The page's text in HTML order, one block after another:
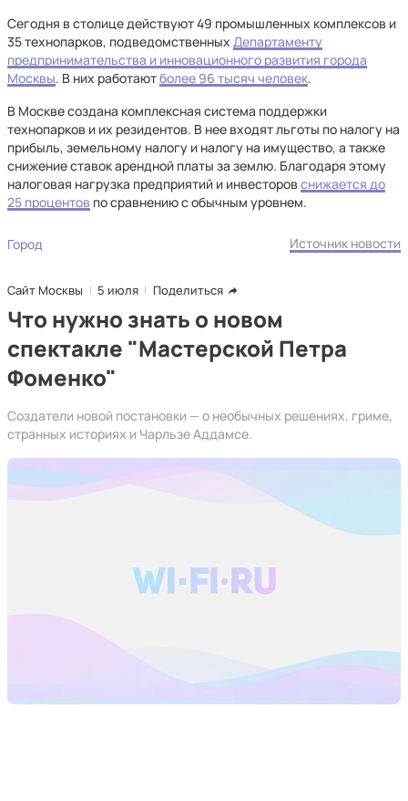
Сегодня в столице действуют 49 промышленных комплексов и
35 технопарков, подведомственных Департаменту
предпринимательства и инновационного развития города
Москвы. В них работаютболее 96 тысяч человек.
В Москве создана комплексная система поддержки
технопарков и их резидентов. В нее входят льготы по налогу на
прибыль, земельному налогу и налогу на имущество, а также
снижение ставок арендной платы за землю. Благодаря этому
налоговая нагрузка предприятий и инвесторов снижается до
25 процентов по сравнению с обычным уровнем.
Город Источник новости
Сайт Москвы 5 июля Поделиться
Что нужно знать о новом
спектакле "Мастерской Петра
Фоменко"
Создатели новой постановки — о необычных решениях, гриме,
странных историях и Чарльзе Аддамсе.